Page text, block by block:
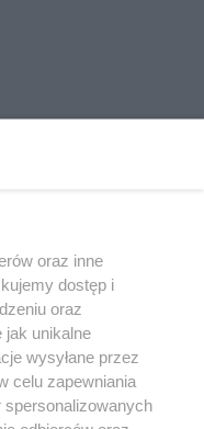
być powielany i
w jakikolwiek sposób (w
jakimkolwiek polu
z umieszczaniem w
Jakiekolwiek użycie lub
z naruszeniem prawa,
groźbą kary i może być
oraz inne
dostęp i
oraz
jak unikalne
wysyłane przez
celu zapewniania